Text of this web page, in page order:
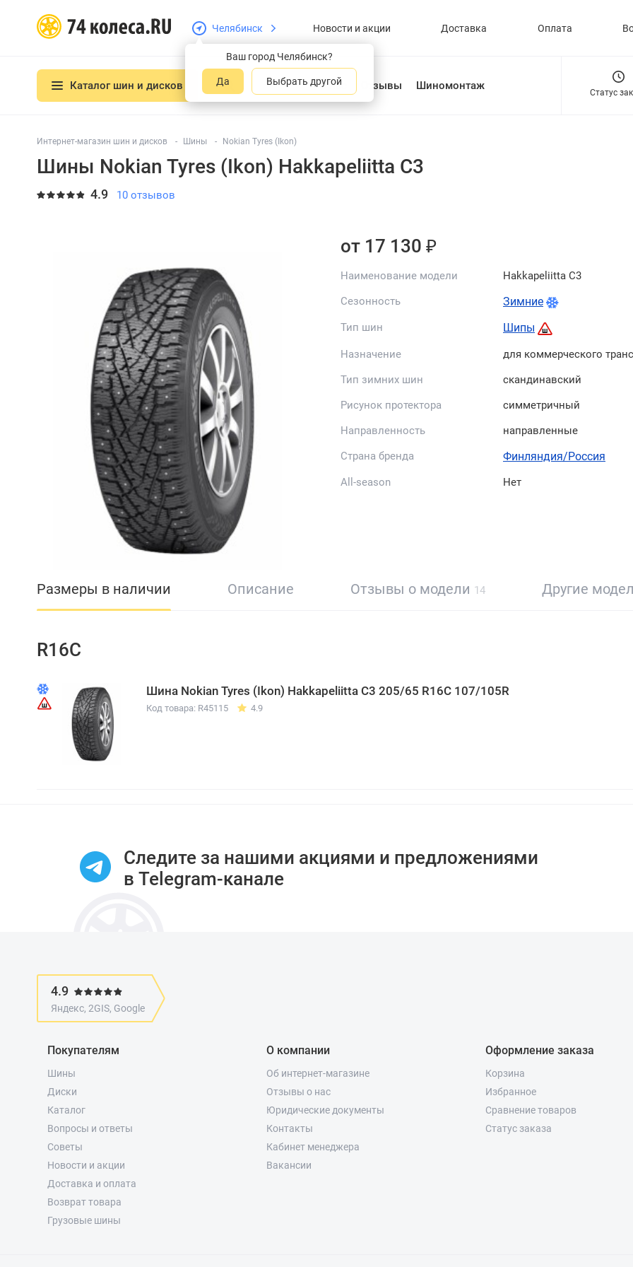
Челябинск
Ваш город Челябинск?
Да Выбрать другой
Новости и акции Доставка Оплата
Каталог шин и дисков О нас Отзывы Шиномонтаж
Статус
Интернет-магазин шин и дисков Шины Nokian Tyres (Ikon)
Шины Nokian Tyres (Ikon) Hakkapeliitta C3
4.9 10 отзывов
от 17 130 ₽
Наименование модели
Hakkapeliitta C3
Сезонность
Зимние
Тип шин Шипы
Назначение
для коммерческого
Тип зимних шин
скандинавский
Рисунок протектора
симметричный
Направленность
направленные
Страна бренда
Финляндия/Россия
All-season Нет
Размеры в наличии Описание Отзывы о модели 14 Другие
R16C
Шина Nokian Tyres (Ikon) Hakkapeliitta C3 205/65 R16C 107/105R
Код товара: R45115 4.9
Следите за нашими акциями и предложениями
в Telegram-канале
4.9
Яндекс, 2GIS, Google
Покупателям
Шины
Диски
Каталог
Вопросы и ответы
Советы
Новости и акции
Доставка и оплата
Возврат товара
Грузовые шины
О компании
Об интернет-магазине
Отзывы о нас
Юридические документы
Контакты
Кабинет менеджера
Вакансии
Оформление заказа
Корзина
Избранное
Сравнение товаров
Статус заказа